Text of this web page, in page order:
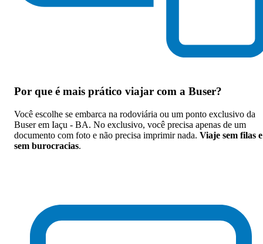
Por que é mais prático viajar com a Buser?
Você escolhe se embarca na rodoviária ou um ponto exclusivo da
Buser em Iaçu - BA. No exclusivo, você precisa apenas de um
documento com foto e não precisa imprimir nada. Viaje sem filas e
sem burocracias.